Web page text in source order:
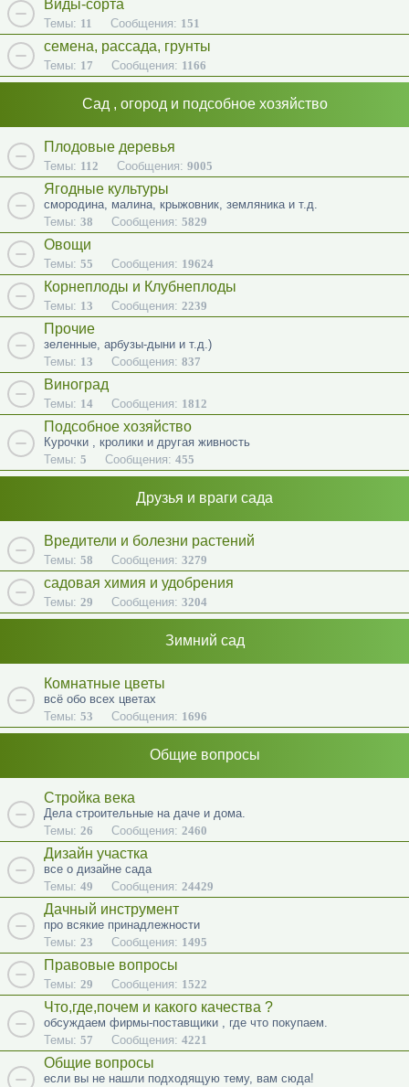
Виды-сорта
Темы: 11 Сообщения: 151
семена, рассада, грунты
Темы: 17 Сообщения: 1166
Сад , огород и подсобное хозяйство
Плодовые деревья
Темы: 112 Сообщения: 9005
Ягодные культуры
смородина, малина, крыжовник, земляника и т.д.
Темы: 38 Сообщения: 5829
Овощи
Темы: 55 Сообщения: 19624
Корнеплоды и Клубнеплоды
Темы: 13 Сообщения: 2239
Прочие
зеленные, арбузы-дыни и т.д.)
Темы: 13 Сообщения: 837
Виноград
Темы: 14 Сообщения: 1812
Подсобное хозяйство
Курочки , кролики и другая живность
Темы: 5 Сообщения: 455
Друзья и враги сада
Вредители и болезни растений
Темы: 58 Сообщения: 3279
садовая химия и удобрения
Темы: 29 Сообщения: 3204
Зимний сад
Комнатные цветы
всё обо всех цветах
Темы: 53 Сообщения: 1696
Общие вопросы
Стройка века
Дела строительные на даче и дома.
Темы: 26 Сообщения: 2460
Дизайн участка
все о дизайне сада
Темы: 49 Сообщения: 24429
Дачный инструмент
про всякие принадлежности
Темы: 23 Сообщения: 1495
Правовые вопросы
Темы: 29 Сообщения: 1522
Что,где,почем и какого качества ?
обсуждаем фирмы-поставщики , где что покупаем.
Темы: 57 Сообщения: 4221
Общие вопросы
если вы не нашли подходящую тему, вам сюда!